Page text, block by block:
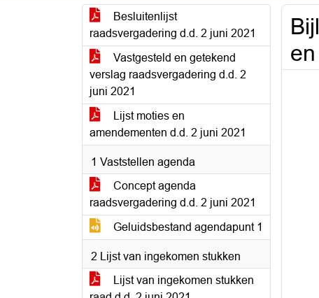
Besluitenlijst
raadsvergadering d.d. 2 juni 2021
Vastgesteld en getekend
verslag raadsvergadering d.d. 2
juni 2021
Lijst moties en
amendementen d.d. 2 juni 2021
1 Vaststellen agenda
Concept agenda
raadsvergadering d.d. 2 juni 2021
Geluidsbestand agendapunt 1
2 Lijst van ingekomen stukken
Lijst van ingekomen stukken